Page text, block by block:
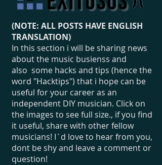
(NOTE: ALL POSTS HAVE ENGLISH
TRANSLATION)
In this section i will be sharing news
about the music busienss and
also some hacks and tips (hence the
word "Hacktips") that i hope can be
useful for your career as an
independent DIY musician. Click on
the images to see full size., if you find
it useful, share with other fellow
musicians! I´d love to hear from you,
dont be shy and leave a comment or
question!